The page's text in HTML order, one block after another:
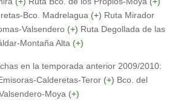
Bco. Madrelagua (+) Ruta Mirador
Valsendero (+) Ruta Degollada de las
Montaña Alta (+)
en la temporada anterior 2009/2010:
Calderetas-Teror (+) Bco. del
Moya (+)